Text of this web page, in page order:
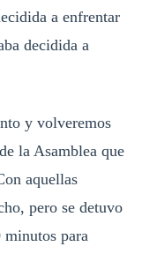
a enfrentar
decidida a
y volveremos
la Asamblea que
aquellas
pero se detuvo
minutos para